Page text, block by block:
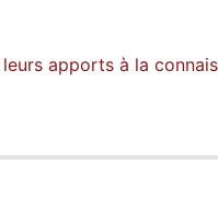
apports à la